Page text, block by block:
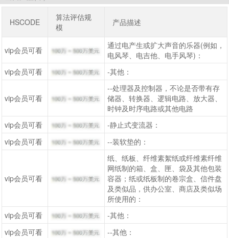
HSCODE
算法评估规
模
产品描述
vip会员可看
通过电产生或扩大声音的乐器(例如，
电风琴、电吉他、电手风琴)：
vip会员可看
-其他：
vip会员可看
--处理器及控制器，不论是否带有存
储器、转换器、逻辑电路、放大器、
时钟及时序电路或其他电路
vip会员可看
-静止式变流器：
vip会员可看
--装软垫的：
vip会员可看
纸、纸板、纤维素絮纸或纤维素纤维
网纸制的箱、盒、匣、袋及其他包装
容器；纸或纸板制的卷宗盒、信件盘
及类似品，供办公室、商店及类似场
所使用的：
vip会员可看
-其他：
vip会员可看
--其他：